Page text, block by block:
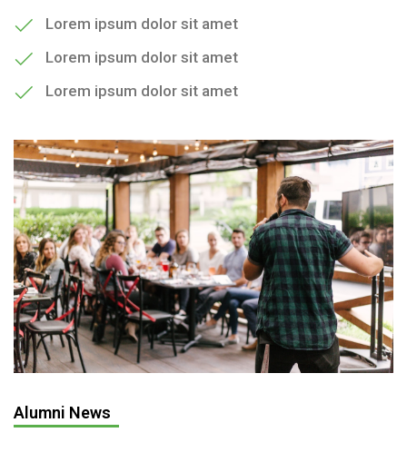
Lorem ipsum dolor sit amet
Lorem ipsum dolor sit amet
Lorem ipsum dolor sit amet
Alumni News